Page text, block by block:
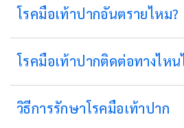
โรคมือเท้าปากอันตรายไหม?
โรคมือเท้าปากติดต่อทางไหน
วิธีการรักษาโรคมือเท้าปาก